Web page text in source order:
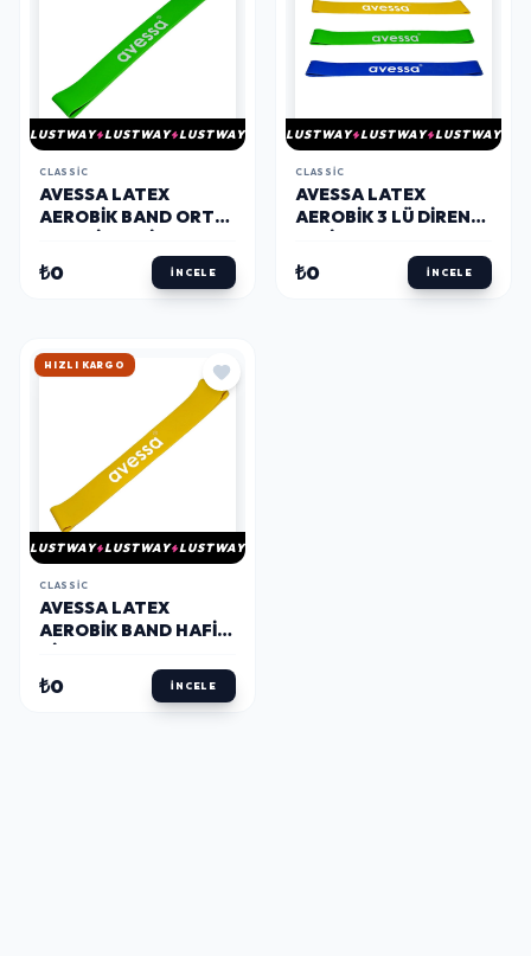
LUSTWAY LUSTWAY LUSTWAY
CLASSIC
AVESSA LATEX
AEROBIK BAND ORTA
LAB 20
₺0 İNCELE
LUSTWAY LUSTWAY LUSTWAY
CLASSIC
AVESSA LATEX
AEROBIK 3 LÜ DIRENÇ
₺0 İNCELE
HIZLI KARGO
LUSTWAY LUSTWAY LUSTWAY
CLASSIC
AVESSA LATEX
AEROBIK BAND HAFIF
₺0 İNCELE